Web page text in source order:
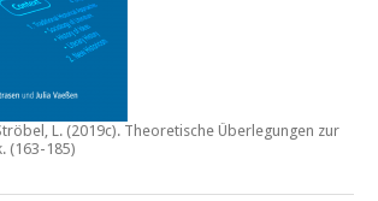
L. (2019c). Theoretische Überlegungen zur
(163-185)